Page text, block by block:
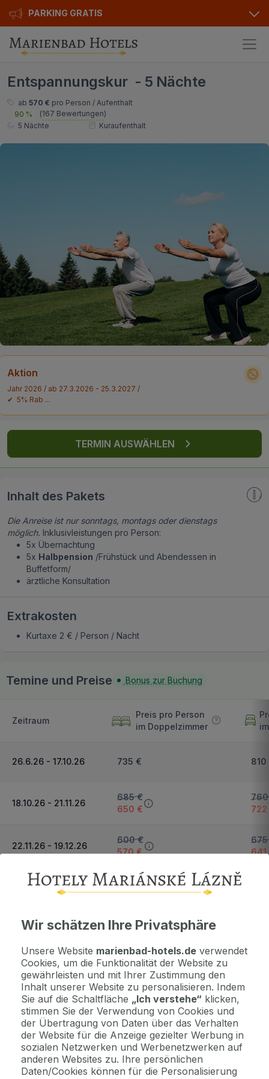
PARKING GRATIS
Hotels
Kurhotels
Geschenkgutscheine
Privat Transfer
FAQ
Entspannungskur - 5 Nächte
ab 570 € pro Person / Aufenthalt
90 %
(167 Bewertungen)
5 Nächte
Kuraufenthalt
Aktion
Jahr 2026 / ab 27.3.2026 - 25.3.2027 /
✔ 5% Rab ...
TERMIN AUSWÄHLEN
Inhalt des Pakets
Die Anreise ist nur sonntags, montags oder dienstags
möglich. Inklusivleistungen pro Person:
5x Übernachtung
5x Halbpension /Frühstück und Abendessen in
Buffetform/
ärztliche Konsultation
Extrakosten
Kurtaxe 2 € / Person / Nacht
Temine und Preise Bonus zur Buchung
Zeitraum
Preis pro Person
im Doppelzimmer
26.6.26 - 17.10.26 735 € 810
18.10.26 - 21.11.26
685 €
650 €
22.11.26 - 19.12.26
600 €
570 €
641
Nächster Zeitraum und Preise anzeigen
Wichtige Informationen
Kontaktdaten. Unterkunftsbedingungen und andere...
Als Geschenk kaufen
Machen Sie Freude mit einem Geschenkvoucher
Jetzt bezahlen Sie gar nichts.
Die Zahlungsmodalitäten erhalten Sie zusammen mit dem Angebot
per E-Mail.
Wir schätzen Ihre Privatsphäre
Unsere Website marienbad-hotels.de verwendet
Cookies, um die Funktionalität der Website zu
gewährleisten und mit Ihrer Zustimmung den
Inhalt unserer Website zu personalisieren. Indem
Sie auf die Schaltfläche „Ich verstehe“ klicken,
stimmen Sie der Verwendung von Cookies und
der Übertragung von Daten über das Verhalten
der Website für die Anzeige gezielter Werbung in
sozialen Netzwerken und Werbenetzwerken auf
anderen Websites zu. Ihre persönlichen
Daten/Cookies können für die Personalisierung